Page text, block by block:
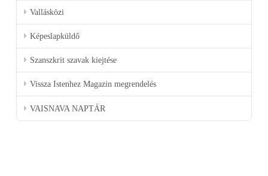
Vallásközi
Képeslapküldő
Szanszkrit szavak kiejtése
Vissza Istenhez Magazin megrendelés
VAISNAVA NAPTÁR